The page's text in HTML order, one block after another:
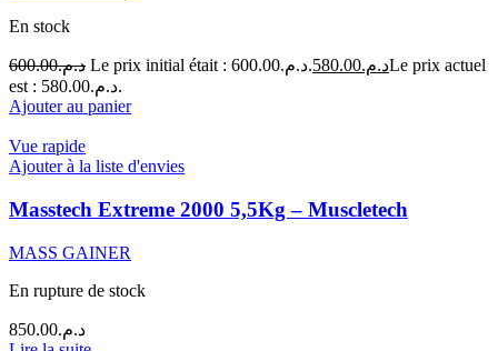
En stock
د.م.600.00 Le prix initial était : د.م.600.00. د.م.580.00
Le prix actuel
est : د.م.580.00.
Ajouter au panier
Vue rapide
Ajouter à la liste d'envies
Masstech Extreme 2000 5,5Kg – Muscletech
MASS GAINER
En rupture de stock
د.م.850.00